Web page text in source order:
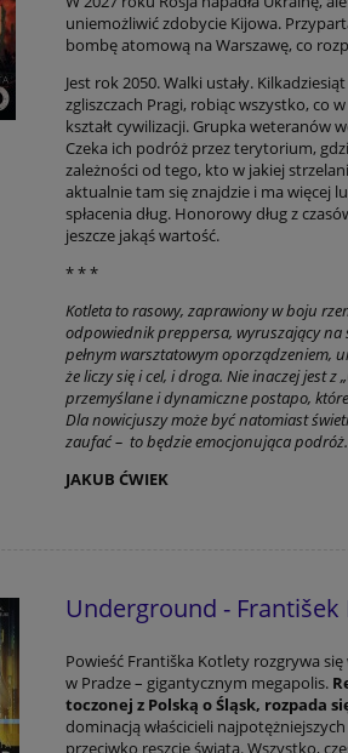
uniemożliwić zdobycie Kijowa.
bombę atomową na Warszawę, co
Jest rok 2050. Walki ustały.
zgliszczach Pragi, robiąc wszystko, co
kształt cywilizacji. Grupka weteranów
Czeka ich podróż przez terytorium,
zależności od tego, kto w jakiej
aktualnie tam się znajdzie i ma więcej
spłacenia dług. Honorowy dług z
jeszcze jakąś wartość.
* * *
Kotleta to rasowy, zaprawiony w boju
odpowiednik preppersa, wyruszający na
pełnym warsztatowym oporządzeniem,
że liczy się i cel, i droga. Nie inaczej jest z
przemyślane i dynamiczne postapo,
Dla nowicjuszy może być natomiast
zaufać – to będzie emocjonująca podróż.
JAKUB ĆWIEK
Underground - František
Powieść Františka Kotlety rozgrywa
w Pradze – gigantycznym megapolis.
toczonej z Polską o Śląsk, rozpada
dominacją właścicieli
przeciwko reszcie świata. Wszystko,